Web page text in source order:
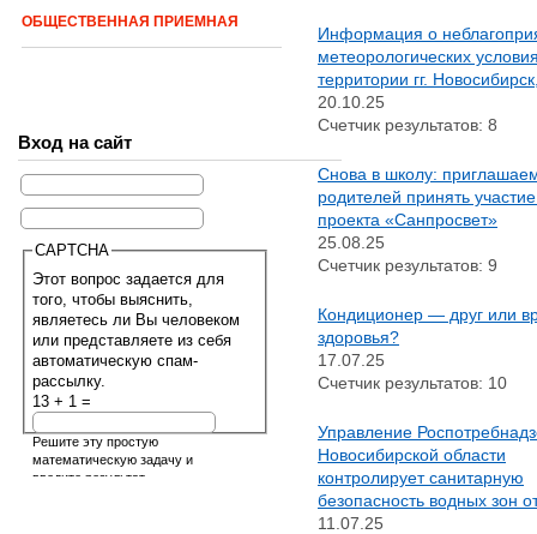
ОБЩЕСТВЕННАЯ ПРИЕМНАЯ
Вход на сайт
CAPTCHA
Этот вопрос задается для
того, чтобы выяснить,
являетесь ли Вы человеком
или представляете из себя
автоматическую спам-
рассылку.
13 + 1 =
Решите эту простую
математическую задачу и
введите результат.
Информация о
метеорологических
территории гг.
20.10.25
Счетчик результатов: 8
Снова в школу:
родителей принять
проекта «Санпросвет»
25.08.25
Счетчик результатов: 9
Кондиционер — друг или
здоровья?
17.07.25
Счетчик результатов: 10
Управление
Новосибирской области
контролирует санитарную
безопасность водных зон
11.07.25